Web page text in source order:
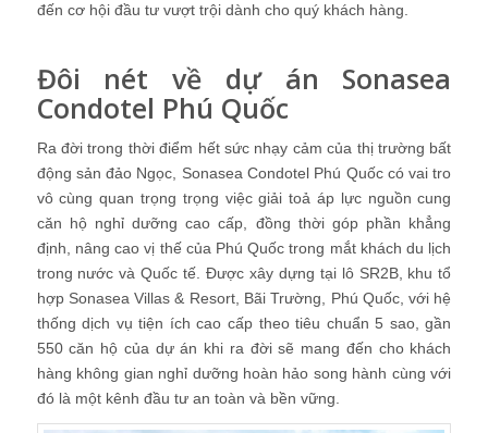
đến cơ hội đầu tư vượt trội dành cho quý khách hàng.
Đôi nét về dự án Sonasea
Condotel Phú Quốc
Ra đời trong thời điểm hết sức nhạy cảm của thị trường bất
động sản đảo Ngọc, Sonasea Condotel Phú Quốc có vai tro
vô cùng quan trọng trọng việc giải toả áp lực nguồn cung
căn hộ nghỉ dưỡng cao cấp, đồng thời góp phần khẳng
định, nâng cao vị thế của Phú Quốc trong mắt khách du lịch
trong nước và Quốc tế. Được xây dựng tại lô SR2B, khu tổ
hợp Sonasea Villas & Resort, Bãi Trường, Phú Quốc, với hệ
thống dịch vụ tiện ích cao cấp theo tiêu chuẩn 5 sao, gần
550 căn hộ của dự án khi ra đời sẽ mang đến cho khách
hàng không gian nghỉ dưỡng hoàn hảo song hành cùng với
đó là một kênh đầu tư an toàn và bền vững.